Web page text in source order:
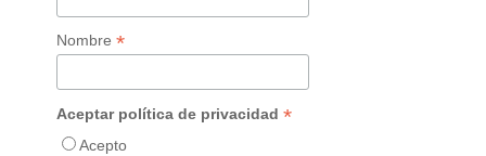
Nombre*
Aceptar política de privacidad*
Acepto